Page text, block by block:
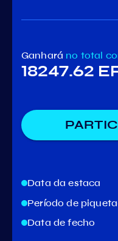
Ganhará no total
18247.62
Data da estaca
Período de
Data de fecho